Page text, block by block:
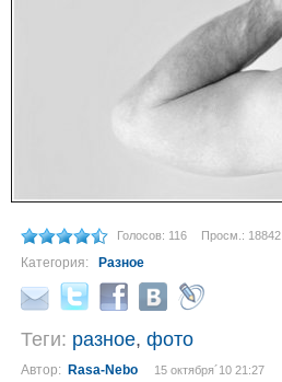
Голосов: 116 Просм.: 18842
Категория: Разное
Теги: разное, фото
Автор: Rasa-Nebo 15 октября´10 21:27